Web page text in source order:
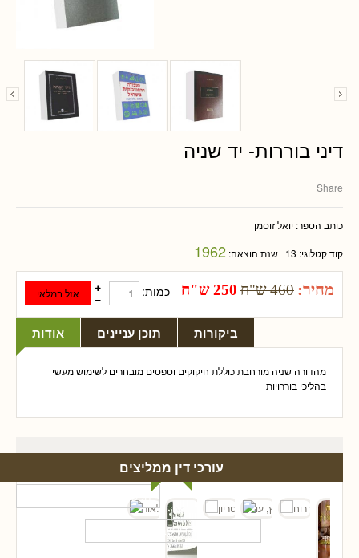
דיני בוררות- יד שניה
Share
כותב הספר: יואל זוסמן
קוד קטלוגי: 13 שנת הוצאה: 1962
מחיר: 460 ש"ח 250 ש"ח כמות:
אודות תוכן עניינים ביקורות
מהדורה שניה מורחבת כוללת חיקוקים וטפסים מובחרים לשימוש מעשי
בהליכי בוררויות
עורכי דין ממליצים